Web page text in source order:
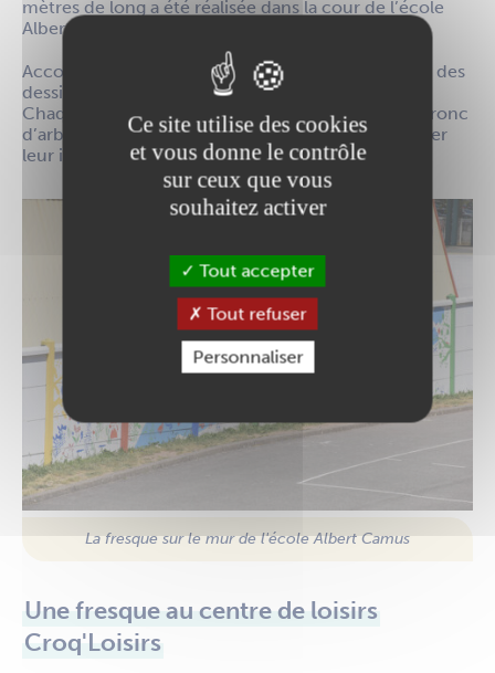
mètres de long a été réalisée dans la cour de l’école
Albert Camus.
Accompagnés d’une artiste, les enfants ont réalisé des
dessins sur le thème de la faune et la flore locale.
Chaque poteau a été utilisé pour représenter un tronc
d’arbre autour duquel les enfants ont pu laisser aller
leur imagination.
La fresque sur le mur de l'école Albert Camus
Une fresque au centre de loisirs
Croq'Loisirs
Ce site utilise des cookies
et vous donne le contrôle
sur ceux que vous
souhaitez activer
Tout accepter
Tout refuser
Personnaliser